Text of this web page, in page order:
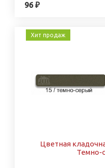
96 ₽
Хит продаж
Цветная
Темно-